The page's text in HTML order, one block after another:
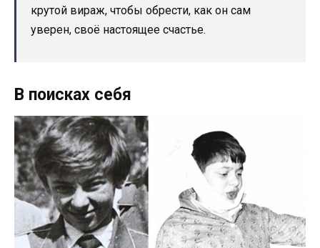
крутой вираж, чтобы обрести, как он сам
уверен, своё настоящее счастье.
В поисках себя